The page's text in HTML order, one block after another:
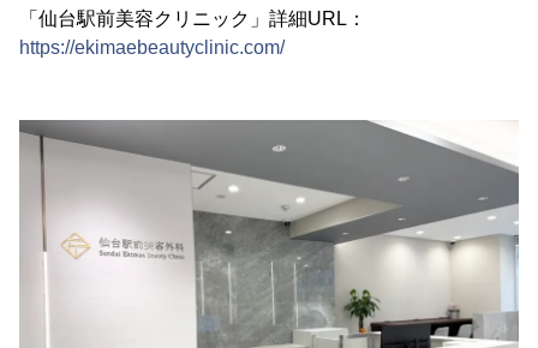
「仙台駅前美容クリニック」詳細URL：
https://ekimaebeautyclinic.com/